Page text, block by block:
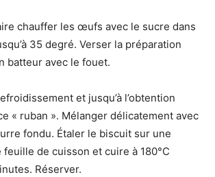
chauffer les œufs avec le sucre dans
35 degré. Verser la préparation
batteur avec le fouet.
et jusqu’à l’obtention
« ruban ». Mélanger délicatement avec
fondu. Étaler le biscuit sur une
feuille de cuisson et cuire à 180°C
Réserver.